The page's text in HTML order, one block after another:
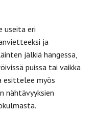
useita eri
ja
jälkiä hangessa,
puissa tai vaikka
esittelee myös
nähtävyyksien